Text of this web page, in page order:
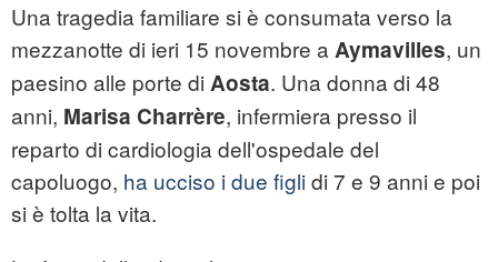
Una tragedia familiare si è consumata verso la
mezzanotte di ieri 15 novembre a Aymavilles, un
paesino alle porte di Aosta. Una donna di 48
anni, Marisa Charrère, infermiera presso il
reparto di cardiologia dell'ospedale del
capoluogo, ha ucciso i due figlidi 7 e 9 anni e poi
si è tolta la vita.